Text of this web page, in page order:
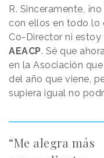
R. Sinceramente,
con ellos en todo lo
Co-Director ni estoy
AEACP. Sé que
en la Asociación
del año que viene,
supiera igual no
“Me alegra más